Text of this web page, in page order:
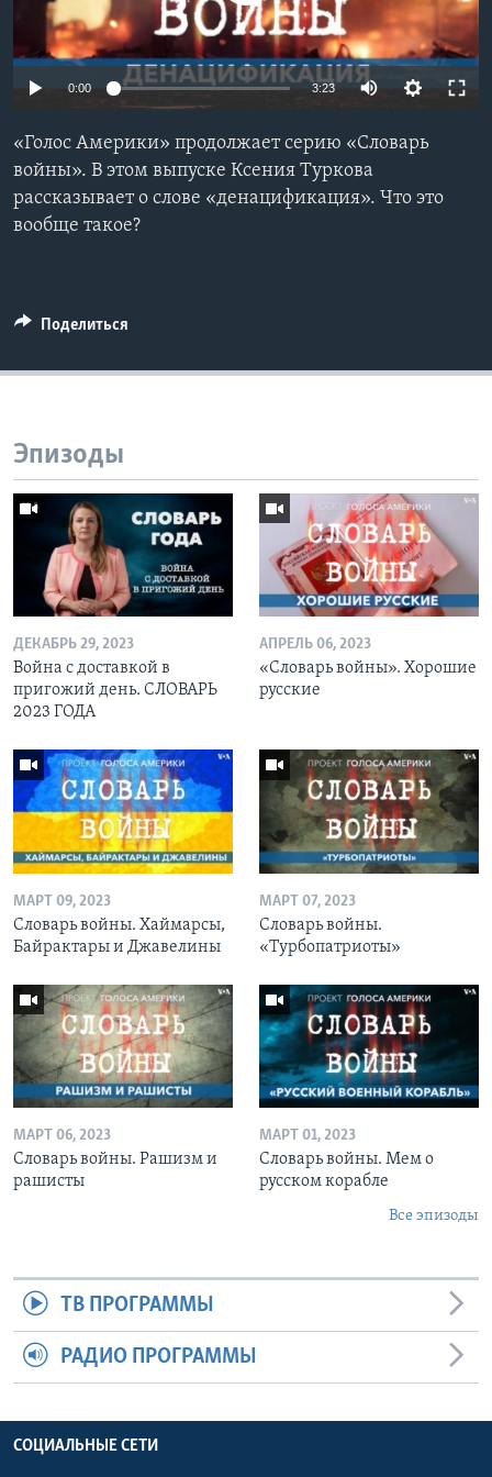
Learning English
СОЦИАЛЬНЫЕ СЕТИ
Языки
0:00 3:23
«Голос Америки» продолжает серию «Словарь
войны». В этом выпуске Ксения Туркова
рассказывает о слове «денацификация». Что это
вообще такое?
Поделиться
Эпизоды
ДЕКАБРЬ 29, 2023
Война с доставкой в
пригожий день. СЛОВАРЬ
2023 ГОДА
АПРЕЛЬ 06, 2023
«Словарь войны». Хорошие
русские
МАРТ 09, 2023
Словарь войны. Хаймарсы,
Байрактары и Джавелины
МАРТ 07, 2023
Словарь войны.
«Турбопатриоты»
МАРТ 06, 2023
Словарь войны. Рашизм и
рашисты
МАРТ 01, 2023
Словарь войны. Мем о
русском корабле
Все эпизоды
ТВ ПРОГРАММЫ
РАДИО ПРОГРАММЫ
СОЦИАЛЬНЫЕ СЕТИ